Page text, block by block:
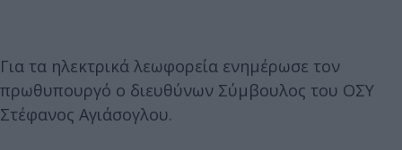
Για τα ηλεκτρικά λεωφορεία ενημέρωσε τον
πρωθυπουργό ο διευθύνων Σύμβουλος του ΟΣΥ
Στέφανος Αγιάσογλου.